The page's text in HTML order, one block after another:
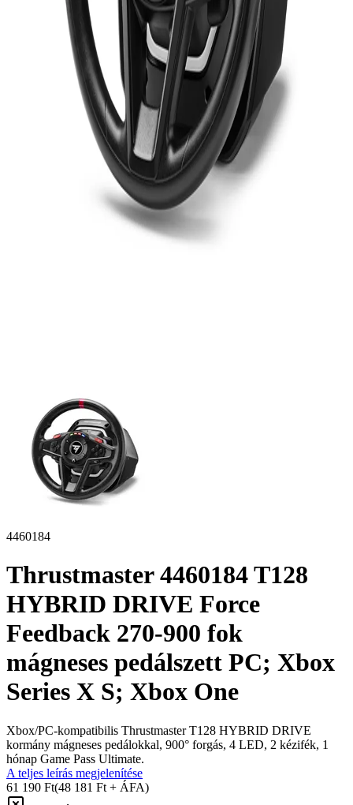
4460184
Thrustmaster 4460184 T128
HYBRID DRIVE Force
Feedback 270-900 fok
mágneses pedálszett PC; Xbox
Series X S; Xbox One
Xbox/PC-kompatibilis Thrustmaster T128 HYBRID DRIVE
kormány mágneses pedálokkal, 900° forgás, 4 LED, 2 kézifék, 1
hónap Game Pass Ultimate.
A teljes leírás megjelenítése
61 190 Ft(48 181 Ft + ÁFA)